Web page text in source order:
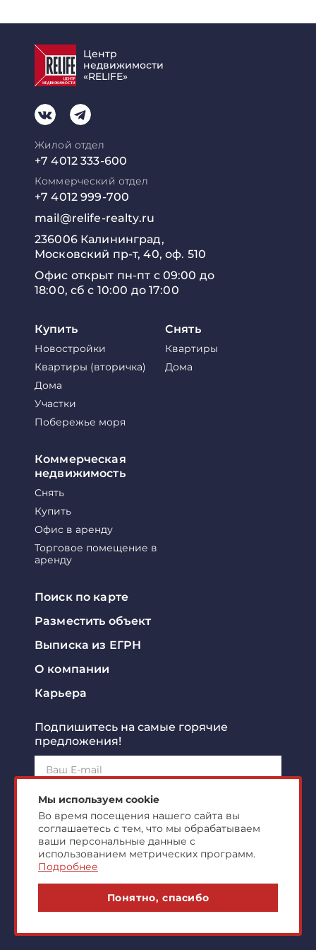
Центр
недвижимости
«RELIFE»
Жилой отдел
+7 4012 333-600
Коммерческий отдел
+7 4012 999-700
mail@relife-realty.ru
236006 Калининград,
Московский пр-т, 40, оф. 510
Офис открыт пн-пт с 09:00 до
18:00, сб с 10:00 до 17:00
Купить
Новостройки
Квартиры (вторичка)
Дома
Участки
Побережье моря
Снять
Квартиры
Дома
Коммерческая
недвижимость
Снять
Купить
Офис в аренду
Торговое помещение в
аренду
Поиск по карте
Разместить объект
Выписка из ЕГРН
О компании
Карьера
Недвижимости"
Подпишитесь на самые горячие
предложения!
Подписаться!
Я ознакомлен сполитикой конфиденциальности
согласен наобработку персональных данных
Мы используем cookie
Во время посещения нашего сайта вы
соглашаетесь с тем, что мы обрабатываем
ваши персональные данные с
использованием метрических программ.
Подробнее
Понятно, спасибо